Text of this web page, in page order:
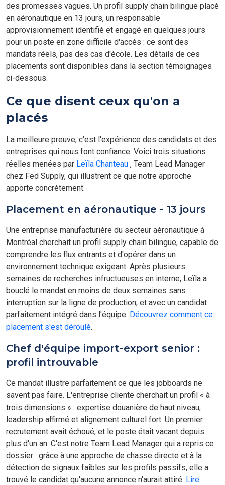
des promesses vagues. Un profil supply chain bilingue placé
en aéronautique en 13 jours, un responsable
approvisionnement identifié et engagé en quelques jours
pour un poste en zone difficile d'accès : ce sont des
mandats réels, pas des cas d'école. Les détails de ces
placements sont disponibles dans la section témoignages
ci-dessous.
Ce que disent ceux qu'on a
placés
La meilleure preuve, c'est l'expérience des candidats et des
entreprises qui nous font confiance. Voici trois situations
réelles menées par Leïla Chanteau , Team Lead Manager
chez Fed Supply, qui illustrent ce que notre approche
apporte concrètement.
Placement en aéronautique - 13 jours
Une entreprise manufacturière du secteur aéronautique à
Montréal cherchait un profil supply chain bilingue, capable de
comprendre les flux entrants et d'opérer dans un
environnement technique exigeant. Après plusieurs
semaines de recherches infructueuses en interne, Leïla a
bouclé le mandat en moins de deux semaines sans
interruption sur la ligne de production, et avec un candidat
parfaitement intégré dans l'équipe. Découvrez comment ce
placement s'est déroulé.
Chef d'équipe import-export senior :
profil introuvable
Ce mandat illustre parfaitement ce que les jobboards ne
savent pas faire. L'entreprise cliente cherchait un profil « à
trois dimensions » : expertise douanière de haut niveau,
leadership affirmé et alignement culturel fort. Un premier
recrutement avait échoué, et le poste était vacant depuis
plus d'un an. C'est notre Team Lead Manager qui a repris ce
dossier : grâce à une approche de chasse directe et à la
détection de signaux faibles sur les profils passifs, elle a
trouvé le candidat qu'aucune annonce n'aurait attiré. Lire